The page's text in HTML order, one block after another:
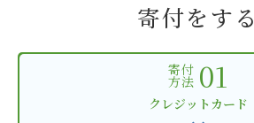
寄付をする
寄付
方法 01
クレジットカード